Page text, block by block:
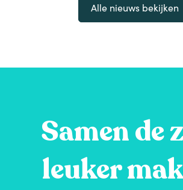
Alle nieuws bekijken
Samen de
leuker